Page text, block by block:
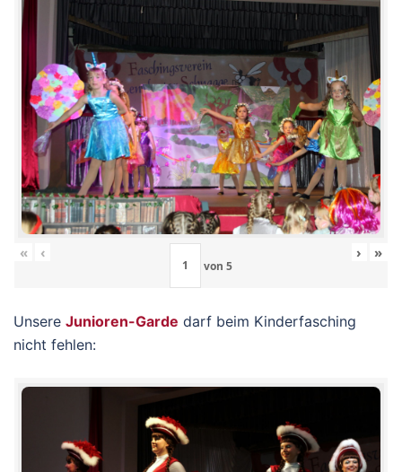
« ‹
von 5
› »
Unsere Junioren-Garde darf beim Kinderfasching
nicht fehlen: